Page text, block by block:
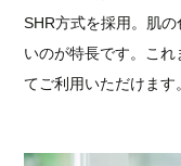
SHR方式を採用。肌
いのが特長です。こ
てご利用いただけます